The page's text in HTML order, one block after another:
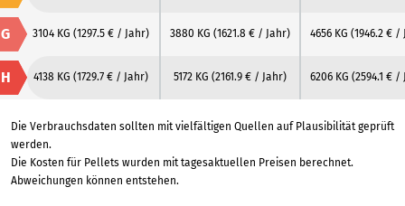
G 3104 KG (1297.5 € / Jahr) 3880 KG (1621.8 € / Jahr) 4656 KG (1946.2 € /
H 4138 KG (1729.7 € / Jahr) 5172 KG (2161.9 € / Jahr) 6206 KG (2594.1 € /
Die Verbrauchsdaten sollten mit vielfältigen Quellen auf Plausibilität geprüft
werden.
Die Kosten für Pellets wurden mit tagesaktuellen Preisen berechnet.
Abweichungen können entstehen.